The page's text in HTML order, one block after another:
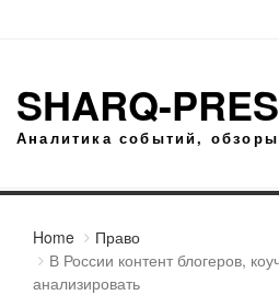
SHARQ-
Аналитика событий,
Home
Право
В России контент блогеров,
анализировать